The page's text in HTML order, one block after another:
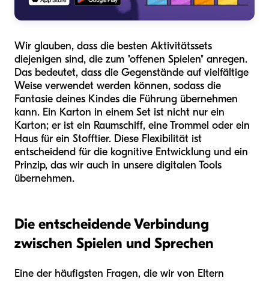
Wir glauben, dass die besten Aktivitätssets
diejenigen sind, die zum "offenen Spielen" anregen.
Das bedeutet, dass die Gegenstände auf vielfältige
Weise verwendet werden können, sodass die
Fantasie deines Kindes die Führung übernehmen
kann. Ein Karton in einem Set ist nicht nur ein
Karton; er ist ein Raumschiff, eine Trommel oder ein
Haus für ein Stofftier. Diese Flexibilität ist
entscheidend für die kognitive Entwicklung und ein
Prinzip, das wir auch in unsere digitalen Tools
übernehmen.
Die entscheidende Verbindung
zwischen Spielen und Sprechen
Eine der häufigsten Fragen, die wir von Eltern